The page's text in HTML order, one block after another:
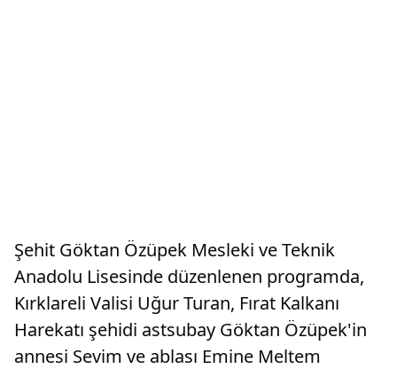
Şehit Göktan Özüpek Mesleki ve Teknik
Anadolu Lisesinde düzenlenen programda,
Kırklareli Valisi Uğur Turan, Fırat Kalkanı
Harekatı şehidi astsubay Göktan Özüpek'in
annesi Sevim ve ablası Emine Meltem